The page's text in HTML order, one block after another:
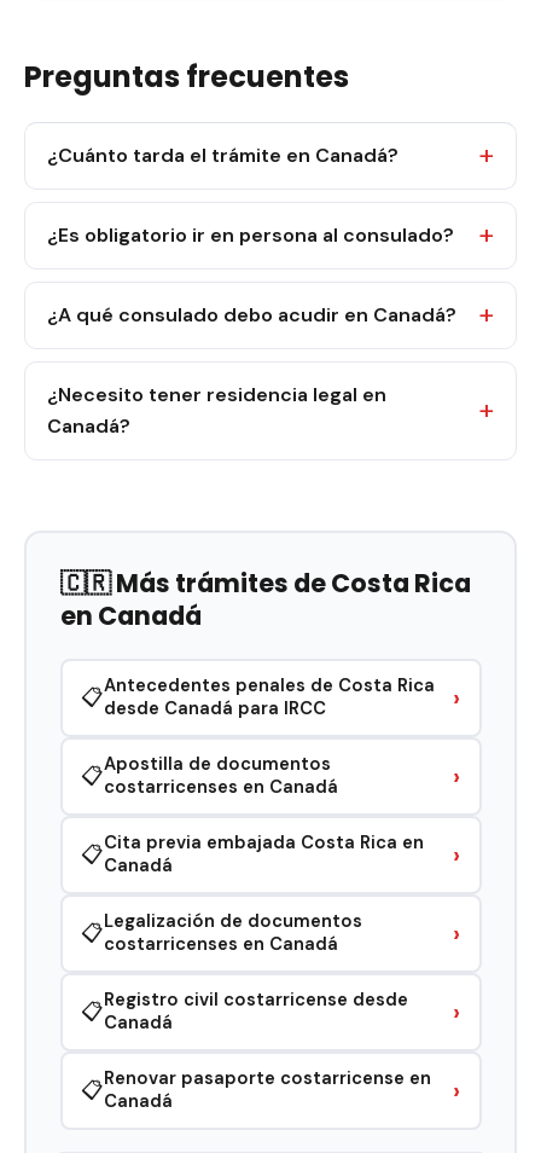
Preguntas frecuentes
¿Cuánto tarda el trámite en Canadá?
¿Es obligatorio ir en persona al consulado?
¿A qué consulado debo acudir en Canadá?
¿Necesito tener residencia legal en
Canadá?
🇨🇷 Más trámites de Costa Rica
en Canadá
📋Antecedentes penales de Costa Rica
desde Canadá para IRCC
›
📋Apostilla de documentos
costarricenses en Canadá
›
📋Cita previa embajada Costa Rica en
Canadá
›
📋Legalización de documentos
costarricenses en Canadá
›
📋Registro civil costarricense desde
Canadá
›
📋Renovar pasaporte costarricense en
Canadá
›